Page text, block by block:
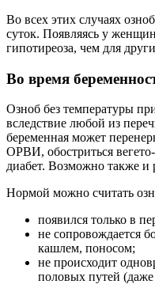
Во всех этих случаях
суток. Появляясь у
гипотиреоза, чем для
Во время
Озноб без температуры
вследствие любой из
беременная может
ОРВИ, обостриться
диабет. Возможно также и
Нормой можно считать
появился только в
не сопровождается
кашлем, поносом;
не происходит
половых путей